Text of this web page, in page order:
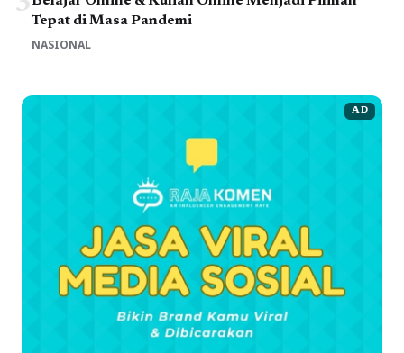
Tepat di Masa Pandemi
NASIONAL
AD